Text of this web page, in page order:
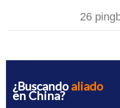
26
¿Buscandoaliado
en China?